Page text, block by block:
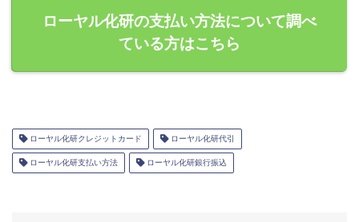
ローヤル化研の支払い方法について調べ
ている方はこちら
ローヤル化研クレジットカード ローヤル化研代引
ローヤル化研支払い方法 ローヤル化研銀行振込